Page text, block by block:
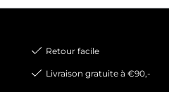
Retour facile
Livraison gratuite à €90,-